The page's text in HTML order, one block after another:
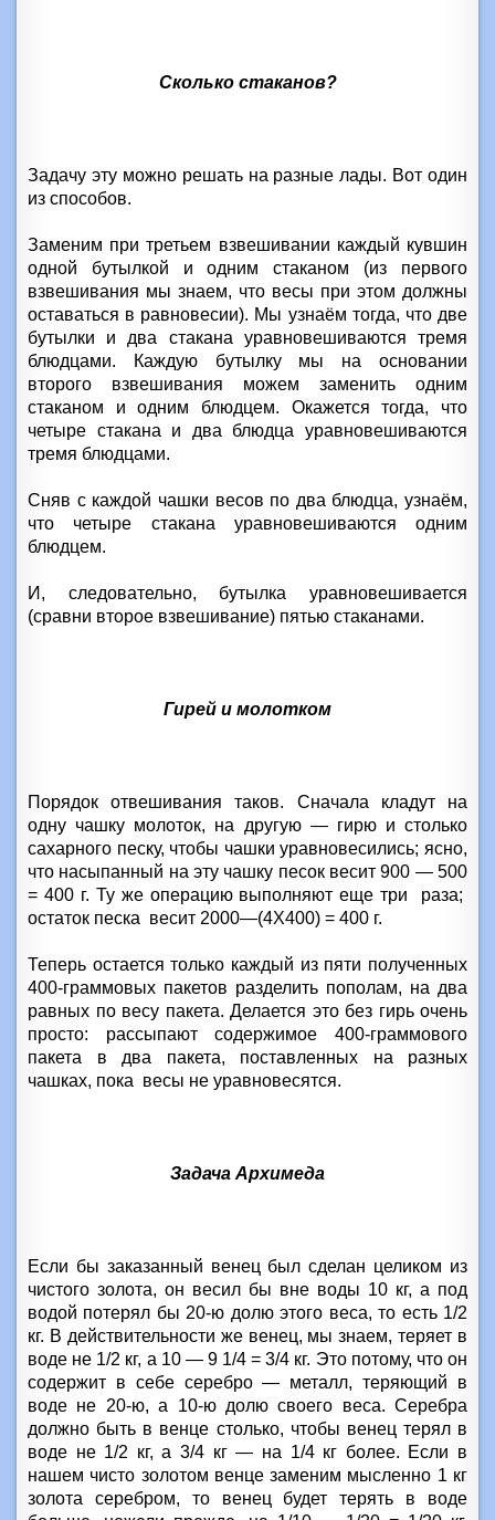
Сколько стаканов?
Задачу эту можно решать на разные лады. Вот один
из способов.
Заменим при третьем взвешивании каждый кувшин
одной бутылкой и одним стаканом (из первого
взвешивания мы знаем, что весы при этом должны
оставаться в равновесии). Мы узнаём тогда, что две
бутылки и два стакана уравновешиваются тремя
блюдцами. Каждую бутылку мы на основании
второго взвешивания можем заменить одним
стаканом и одним блюдцем. Окажется тогда, что
четыре стакана и два блюдца уравновешиваются
тремя блюдцами.
Сняв с каждой чашки весов по два блюдца, узнаём,
что четыре стакана уравновешиваются одним
блюдцем.
И, следовательно, бутылка уравновешивается
(сравни второе взвешивание) пятью стаканами.
Гирей и молотком
Порядок отвешивания таков. Сначала кладут на
одну чашку молоток, на другую — гирю и столько
сахарного песку, чтобы чашки уравновесились; ясно,
что насыпанный на эту чашку песок весит 900 — 500
= 400 г. Ту же операцию выполняют еще три
раза;
остаток песка весит 2000—(4X400) = 400 г.
Теперь остается только каждый из пяти полученных
400-граммовых пакетов разделить пополам, на два
равных по весу пакета. Делается это без гирь очень
просто: рассыпают содержимое 400-граммового
пакета в два пакета, поставленных на разных
чашках, пока весы не уравновесятся.
Задача Архимеда
Если бы заказанный венец был сделан целиком из
чистого золота, он весил бы вне воды 10 кг, а под
водой потерял бы 20-ю долю этого веса, то есть 1/2
кг. В действительности же венец, мы знаем, теряет в
воде не 1/2 кг, а 10 — 9 1/4 = 3/4 кг. Это потому, что он
содержит в себе серебро — металл, теряющий в
воде не 20-ю, а 10-ю долю своего веса. Серебра
должно быть в венце столько, чтобы венец терял в
воде не 1/2 кг, а 3/4 кг — на 1/4 кг более. Если в
нашем чисто золотом венце заменим мысленно 1 кг
золота серебром, то венец будет терять в воде